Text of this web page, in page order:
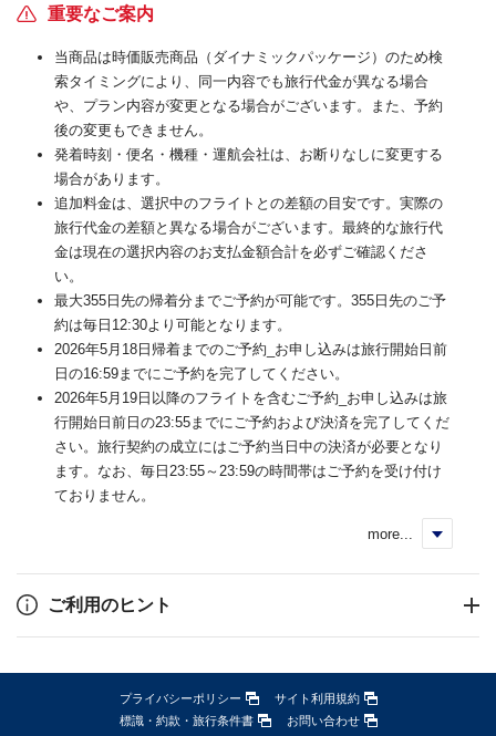
重要なご案内
当商品は時価販売商品（ダイナミックパッケージ）のため検
索タイミングにより、同一内容でも旅行代金が異なる場合
や、プラン内容が変更となる場合がございます。また、予約
後の変更もできません。
発着時刻・便名・機種・運航会社は、お断りなしに変更する
場合があります。
追加料金は、選択中のフライトとの差額の目安です。実際の
旅行代金の差額と異なる場合がございます。最終的な旅行代
金は現在の選択内容のお支払金額合計を必ずご確認くださ
い。
最大355日先の帰着分までご予約が可能です。355日先のご予
約は毎日12:30より可能となります。
2026年5月18日帰着までのご予約_お申し込みは旅行開始日前
日の16:59までにご予約を完了してください。
2026年5月19日以降のフライトを含むご予約_お申し込みは旅
行開始日前日の23:55までにご予約および決済を完了してくだ
さい。旅行契約の成立にはご予約当日中の決済が必要となり
ます。なお、毎日23:55～23:59の時間帯はご予約を受け付け
ておりません。
more...
ご利用のヒント
プライバシーポリシー
サイト利用規約
標識・約款・旅行条件書
お問い合わせ